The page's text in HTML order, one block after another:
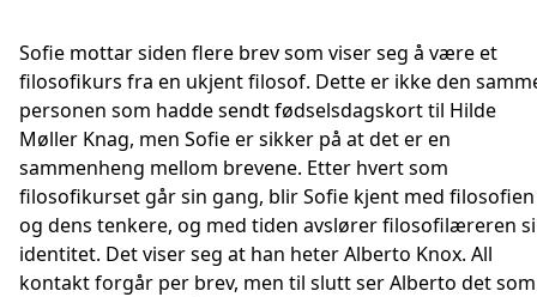
Sofie mottar siden flere brev som viser seg å være et
filosofikurs fra en ukjent filosof. Dette er ikke den
personen som hadde sendt fødselsdagskort til Hilde
Møller Knag, men Sofie er sikker på at det er en
sammenheng mellom brevene. Etter hvert som
filosofikurset går sin gang, blir Sofie kjent med filosofien
og dens tenkere, og med tiden avslører filosofilæreren
identitet. Det viser seg at han heter Alberto Knox. All
kontakt forgår per brev, men til slutt ser Alberto det som